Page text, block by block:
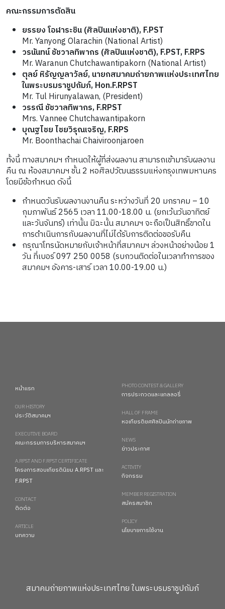
คณะกรรมการตัดสิน
ยรรยง โอฬาระชิน (ศิลปินแห่งชาติ), F.PST
Mr. Yanyong Olarachin (National Artist)
วรนันทน์ ชัชวาลทิพากร (ศิลปินแห่งชาติ), F.PST, F.RPS
Mr. Waranun Chutchawantipakorn (National Artist)
ตุลย์ หิรัญญลาวัลย์, นายกสมาคมถ่ายภาพแห่งประเทศไทย
ในพระบรมราชูปถัมภ์, Hon.F.RPST
Mr. Tul Hirunyalawan, (President)
วรรณี ชัชวาลทิพากร, F.RPST
Mrs. Vannee Chutchawantipakorn
บุณฐไชย ไชยวิรุณเจริญ, F.RPS
Mr. Boonthachai Chaiviroonjaroen
ทั้งนี้ ทางสมาคมฯ กำหนดให้ผู้ที่ส่งผลงาน สามารถเข้ามารับผลงาน
คืน ณ ห้องสมาคมฯ ชั้น 2 หอศิลปวัฒนธรรมแห่งกรุงเทพมหานคร
โดยมีข้อกำหนด ดังนี้
กำหนดวันรับผลงานงานคืน ระหว่างวันที่ 20 มกราคม – 10
กุมภาพันธ์ 2565 เวลา 11.00-18.00 น. (ยกเว้นวันอาทิตย์
และวันจันทร์) เท่านั้น มิฉะนั้น สมาคมฯ จะถือเป็นสิทธิ์ขาดใน
การดำเนินการกับผลงานที่ไม่ได้รับการติดต่อขอรับคืน
กรุณาโทรนัดหมายกับเจ้าหน้าที่สมาคมฯ ล่วงหน้าอย่างน้อย 1
วัน ที่เบอร์ 097 250 0058 (รบกวนติดต่อในเวลาทำการของ
สมาคมฯ อังคาร-เสาร์ เวลา 10.00-19.00 น.)
หน้าแรก
OUR HISTORY
ประวัติสมาคมฯ
EXECUTIVE BOARD
คณะกรรมการบริหารสมาคมฯ
A.RPST AND F.RPST CERTIFICATE
โครงการสอบเกียรตินิยม A.RPST และ
F.RPST
CONTACT
ติดต่อ
ARTICLE
บทความ
PHOTO CONTEST & GALLERY
การประกวดและแกลลอรี่
HALL OF FRAME
หอเกียรติยศศิลปินนักถ่ายภาพ
NEWS
ข่าวประกาศ
ACTIVITY
กิจกรรม
MEMBER REGISTRATION
สมัครสมาชิก
POLICY
นโยบายการใช้งาน
สมาคมถ่ายภาพแห่งประเทศไทย ในพระบรมราชูปถัมภ์